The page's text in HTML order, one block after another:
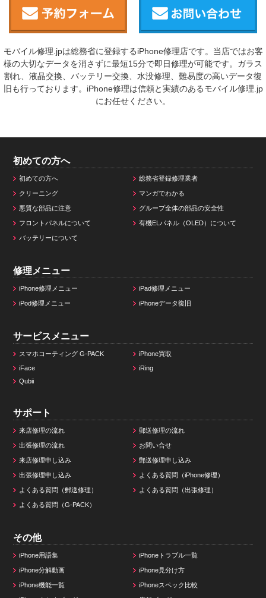
モバイル修理.jpは総務省に登録するiPhone修理店です。当店ではお客
様の大切なデータを消さずに最短15分で即日修理が可能です。ガラス
割れ、液晶交換、バッテリー交換、水没修理、難易度の高いデータ復
旧も行っております。iPhone修理は信頼と実績のあるモバイル修理.jp
にお任せください。
初めての方へ
初めての方へ 総務省登録修理業者
クリーニング マンガでわかる
悪質な部品に注意 グループ全体の部品の安全性
フロントパネルについて 有機ELパネル（OLED）について
バッテリーについて
修理メニュー
iPhone修理メニュー iPad修理メニュー
iPod修理メニュー iPhoneデータ復旧
サービスメニュー
スマホコーティング G-PACK
iPhone買取
iFace
iRing
Qubii
サポート
来店修理の流れ 郵送修理の流れ
出張修理の流れ お問い合せ
来店修理申し込み 郵送修理申し込み
出張修理申し込み よくある質問（iPhone修理）
よくある質問（郵送修理） よくある質問（出張修理）
よくある質問（G-PACK）
その他
iPhone用語集 iPhoneトラブル一覧
iPhone分解動画 iPhone見分け方
iPhone機能一覧 iPhoneスペック比較